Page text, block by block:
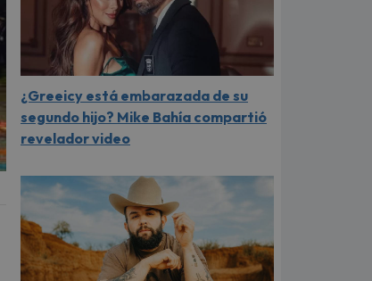
¿Greeicy está embarazada de su
segundo hijo? Mike Bahía compartió
revelador video